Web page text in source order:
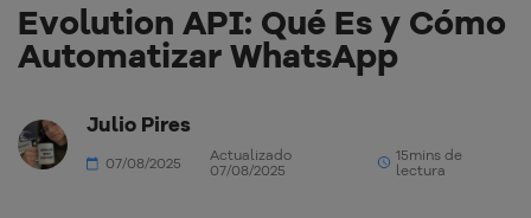
Evolution API: Qué Es y Cómo
Automatizar WhatsApp
Julio Pires
07/08/2025
Actualizado
07/08/2025
15mins de
lectura